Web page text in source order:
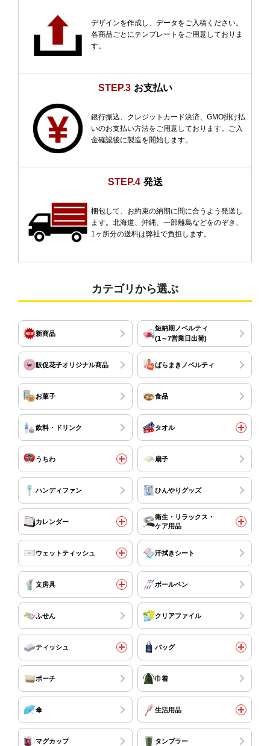
デザインを作成し、データをご入稿ください。
各商品ごとにテンプレートをご用意しておりま
す。
STEP.3 お支払い
銀行振込、クレジットカード決済、GMO掛け払
いのお支払い方法をご用意しております。ご入
金確認後に製造を開始します。
STEP.4 発送
梱包して、お約束の納期に間に合うよう発送し
ます。北海道、沖縄、一部離島などをのぞき、
1ヶ所分の送料は弊社で負担します。
カテゴリから選ぶ
新商品
短納期ノベルティ
(1～7営業日出荷)
販促花子オリジナル商品 ばらまきノベルティ
お菓子 食品
飲料・ドリンク タオル
うちわ 扇子
ハンディファン ひんやりグッズ
カレンダー
衛生・リラックス・
ケア用品
ウェットティッシュ 汗拭きシート
文房具 ボールペン
ふせん クリアファイル
ティッシュ バッグ
ポーチ 巾着
傘 生活用品
マグカップ タンブラー